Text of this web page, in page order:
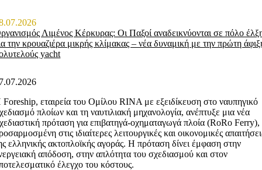
Λιμένος Κέρκυρας: Οι Παξοί αναδεικνύονται σε πόλο
την κρουαζιέρα μικρής κλίμακας – νέα δυναμική με την πρώτη
yacht
εταιρεία του Ομίλου RINA με εξειδίκευση στο ναυπηγικό
πλοίων και τη ναυτιλιακή μηχανολογία, ανέπτυξε μια νέα
πρόταση για επιβατηγά-οχηματαγωγά πλοία (RoRo Ferry),
στις ιδιαίτερες λειτουργικές και οικονομικές
ελληνικής ακτοπλοϊκής αγοράς. Η πρόταση δίνει έμφαση στην
απόδοση, στην απλότητα του σχεδιασμού και στον
έλεγχο του κόστους.